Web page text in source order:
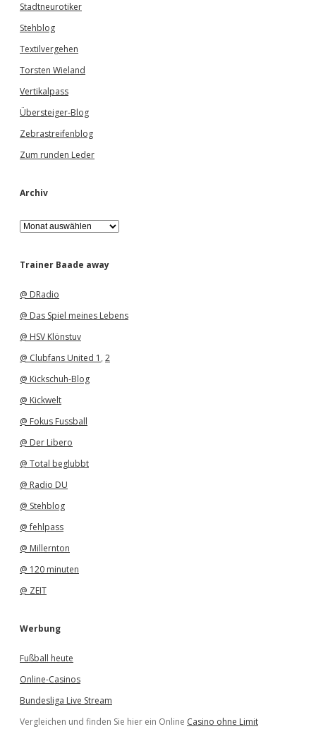
Stadtneurotiker
Stehblog
Textilvergehen
Torsten Wieland
Vertikalpass
Übersteiger-Blog
Zebrastreifenblog
Zum runden Leder
Archiv
A
r
h
Trainer Baade away
@ DRadio
@ Das Spiel meines Lebens
@ HSV Klönstuv
@ Clubfans United 1 , 2
@ Kickschuh-Blog
@ Kickwelt
@ Fokus Fussball
@ Der Libero
@ Total beglubbt
@ Radio DU
@ Stehblog
@ fehlpass
@ Millernton
@ 120 minuten
@ ZEIT
Werbung
Fußball heute
Online-Casinos
Bundesliga Live Stream
Vergleichen und finden Sie hier ein Online Casino ohne Limit